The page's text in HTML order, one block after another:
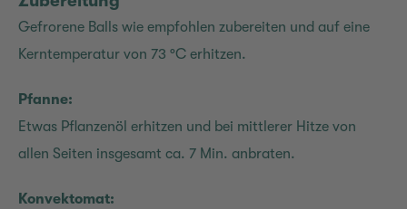
Gefrorene Balls wie empfohlen zubereiten und auf eine
Kerntemperatur von 73 °C erhitzen.
Pfanne:
Etwas Pflanzenöl erhitzen und bei mittlerer Hitze von
allen Seiten insgesamt ca. 7 Min. anbraten.
Konvektomat: